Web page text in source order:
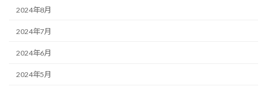
2024年8月
2024年7月
2024年6月
2024年5月